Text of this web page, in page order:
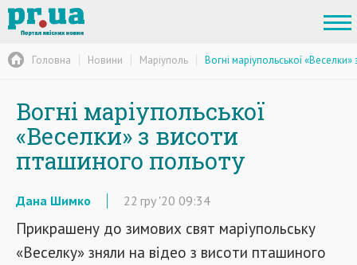
Головна Новини Маріуполь Вогні маріупольської
Вогні маріупольської
«Веселки» з висоти
пташиного польоту
Дана Шимко 22 гру '20 09:34
Прикрашену до зимових свят маріупольську
«Веселку» зняли на відео з висоти пташиного